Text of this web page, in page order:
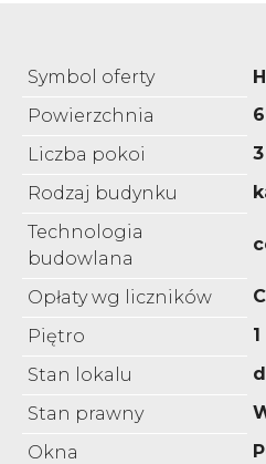
Symbol oferty
Powierzchnia
Liczba pokoi
3
Rodzaj budynku
Technologia
budowlana
Opłaty wg liczników
Piętro
1
Stan lokalu
Stan prawny
Okna